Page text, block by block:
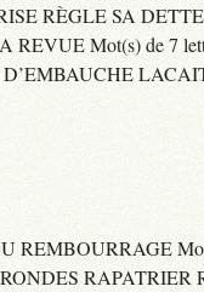
RÈGLE SA
Mot(s) de 7
D’EMBAUCHE
REMBOURRAGE